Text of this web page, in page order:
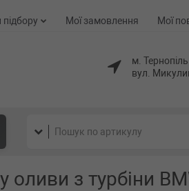
Мої замовлення Мої
м. Тернопіль
вул.
оливи з турбіни